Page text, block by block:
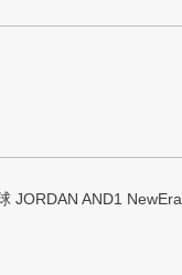
JORDAN AND1 NewEra